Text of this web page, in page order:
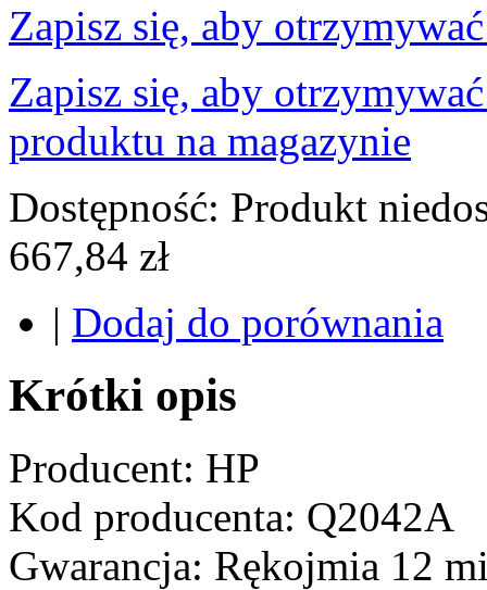
Zapisz się, aby
Zapisz się, aby
produktu na magazynie
Dostępność: Produkt
667,84 zł
| Dodaj do porównania
Krótki opis
Producent: HP
Kod producenta: Q2042A
Gwarancja: Rękojmia 12